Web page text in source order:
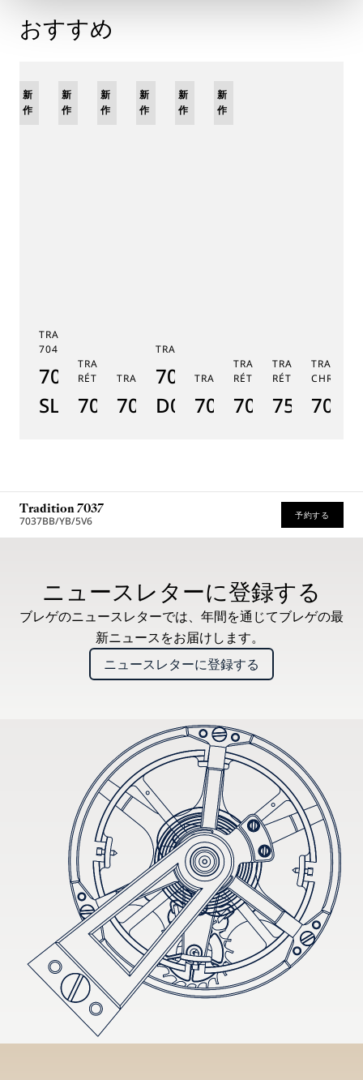
おすすめ
TRADITION TOURBILLON
7047
7047PT/YY/5ZU
SL
新
作
TRADITION SECONDE
RÉTROGRADE 7097
7097BR/GB/3WU
新
作
TRADITION GMT 7067
7067PT/NM/5W601
新
作
TRADITION 7038
7038BB/N9/7V6
D0
新
作
TRADITION 7037
7037PT/N9/5V6
新
作
TRADITION SECONDE
RÉTROGRADE 7035
7035BH/H2/
新
作
TRADITION
RÉTROGRADE
7597BB/
Tradition 7037
7037BB/YB/5V6 予約する
ニュースレターに登録する
ブレゲのニュースレターでは、年間を通じてブレゲの最
新ニュースをお届けします。
ニュースレターに登録する